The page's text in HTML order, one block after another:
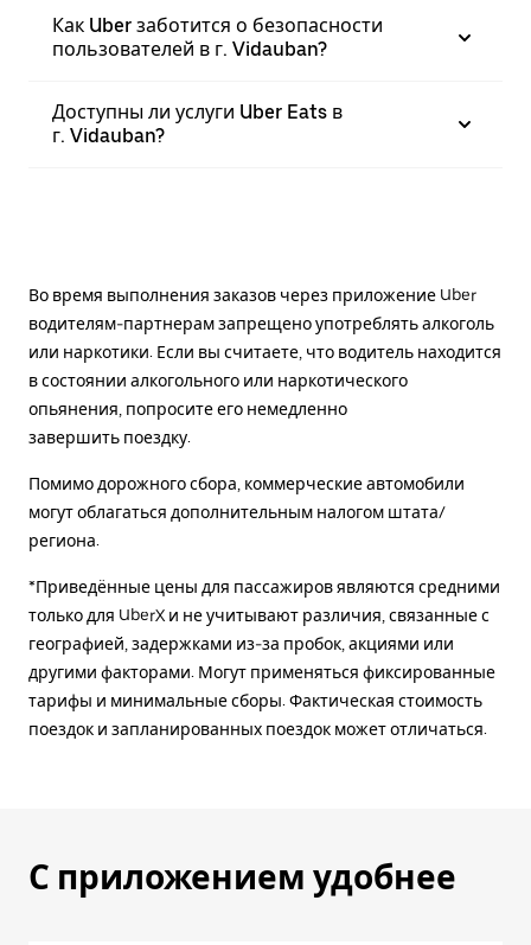
Как Uber заботится о безопасности
пользователей в г. Vidauban?
Доступны ли услуги Uber Eats в
г. Vidauban?
Во время выполнения заказов через приложение Uber
водителям-партнерам запрещено употреблять алкоголь
или наркотики. Если вы считаете, что водитель находится
в состоянии алкогольного или наркотического
опьянения, попросите его немедленно
завершить поездку.
Помимо дорожного сбора, коммерческие автомобили
могут облагаться дополнительным налогом штата/
региона.
*Приведённые цены для пассажиров являются средними
только для UberX и не учитывают различия, связанные с
географией, задержками из-за пробок, акциями или
другими факторами. Могут применяться фиксированные
тарифы и минимальные сборы. Фактическая стоимость
поездок и запланированных поездок может отличаться.
С приложением удобнее